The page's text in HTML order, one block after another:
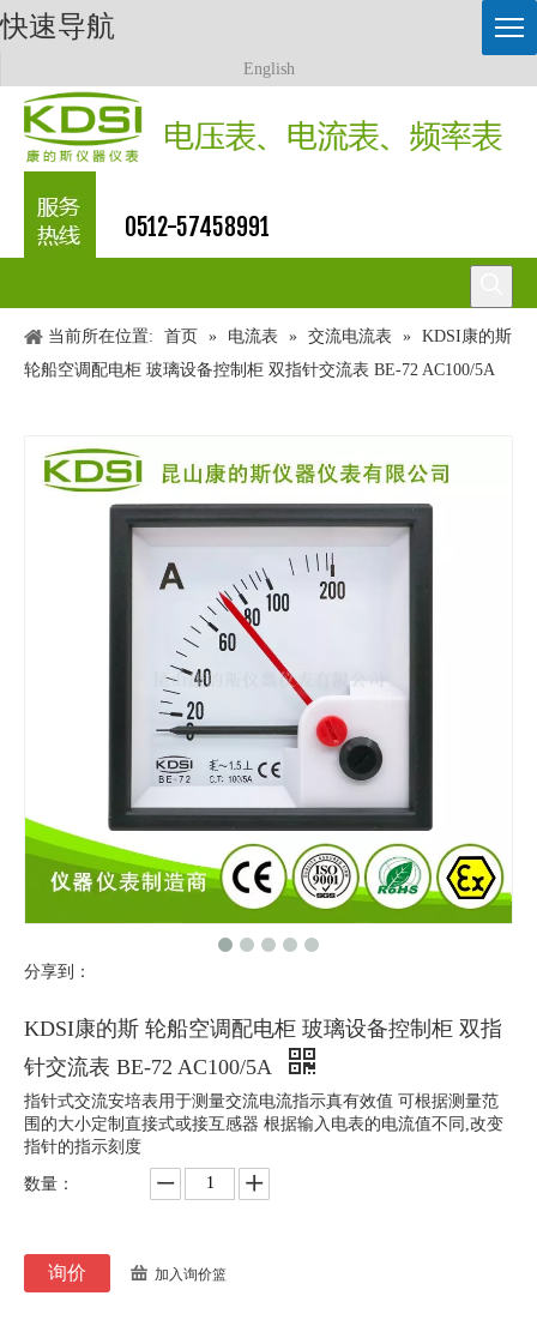
快速导航
English
0512-57458991
当前所在位置: 首页 » 电流表 » 交流电流表 » KDSI康的斯
轮船空调配电柜 玻璃设备控制柜 双指针交流表 BE-72 AC100/5A
分享到：
KDSI康的斯 轮船空调配电柜 玻璃设备控制柜 双指
针交流表 BE-72 AC100/5A
指针式交流安培表用于测量交流电流指示真有效值 可根据测量范
围的大小定制直接式或接互感器 根据输入电表的电流值不同,改变
指针的指示刻度
数量：
询价 加入询价篮